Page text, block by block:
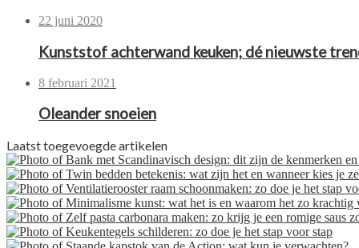
22 juni 2020
Kunststof achterwand keuken; dé nieuwste
8 februari 2021
Oleander snoeien
Laatst toegevoegde artikelen